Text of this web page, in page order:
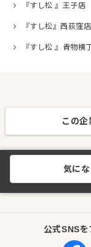
『すし松 』王子店
『すし松』西荻窪店
『すし松 』青物横
この
気に
公式SNSを